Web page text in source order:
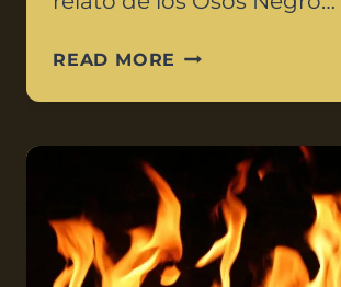
READ MORE